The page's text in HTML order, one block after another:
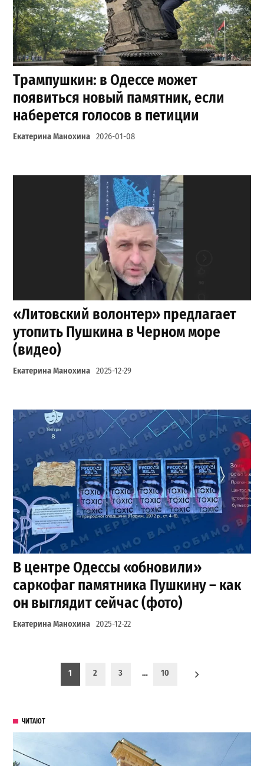
Трампушкин: в Одессе может
появиться новый памятник, если
наберется голосов в петиции
Екатерина Манохина 2026-01-08
«Литовский волонтер» предлагает
утопить Пушкина в Черном море
(видео)
Екатерина Манохина 2025-12-29
В центре Одессы «обновили»
саркофаг памятника Пушкину – как
он выглядит сейчас (фото)
Екатерина Манохина 2025-12-22
Пагинация записей
1 2 3 … 10
ЧИТАЮТ